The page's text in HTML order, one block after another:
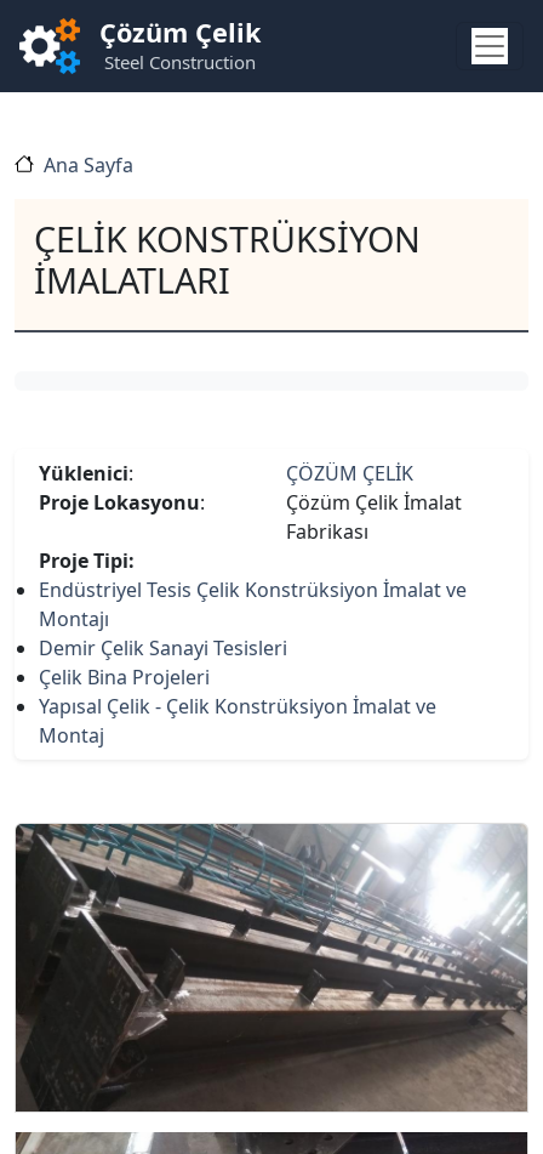
Ana içeriğe atla
Çözüm Çelik
Steel Construction
Ana Sayfa
ÇELİK KONSTRÜKSİYON
İMALATLARI
Yüklenici:
ÇÖZÜM ÇELİK
Proje Lokasyonu:
Çözüm Çelik İmalat
Fabrikası
Proje Tipi:
Endüstriyel Tesis Çelik Konstrüksiyon İmalat ve
Montajı
Demir Çelik Sanayi Tesisleri
Çelik Bina Projeleri
Yapısal Çelik - Çelik Konstrüksiyon İmalat ve
Montaj